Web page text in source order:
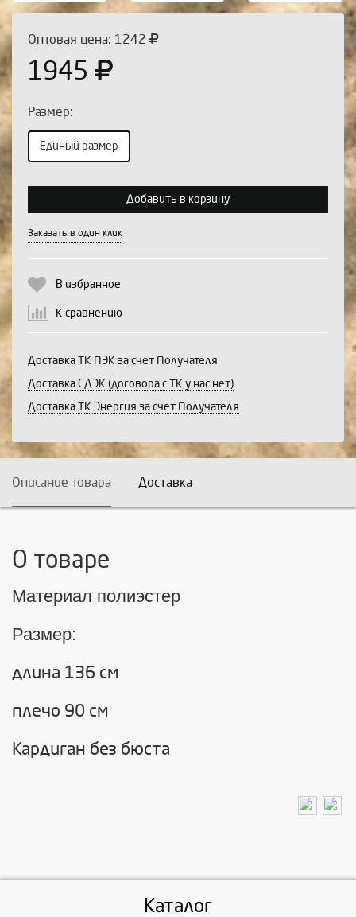
Оптовая цена: 1242
1945
Размер:
Единый размер
Выберите количество:
Продолжить Отмена
Добавить в корзину
Заказать в один клик
В избранное
К сравнению
Доставка ТК ПЭК за счет Получателя
Доставка СДЭК (договора с ТК у нас нет)
Доставка ТК Энергия за счет Получателя
Описание товара Доставка
О товаре
Материал полиэстер
Размер:
длина 136 см
плечо 90 см
Кардиган без бюста
Каталог